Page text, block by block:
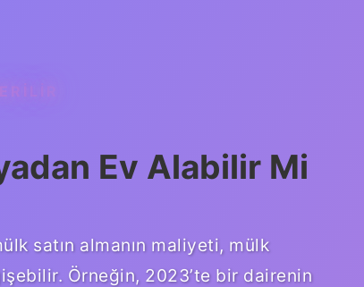
Ev Alabilir Mi
satın almanın maliyeti, mülk
Örneğin, 2023’te bir dairenin